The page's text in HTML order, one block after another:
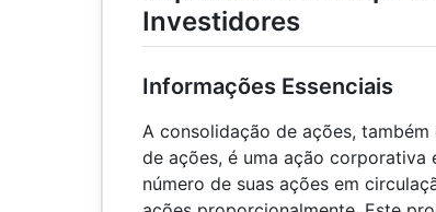
Investidores
Informações Essenciais
A consolidação de ações,
de ações, é uma ação corporativa
número de suas ações em